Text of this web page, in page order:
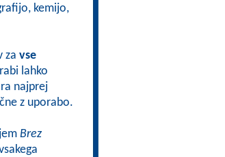
kemijo,
za vse
lahko
najprej
z uporabo.
Brez